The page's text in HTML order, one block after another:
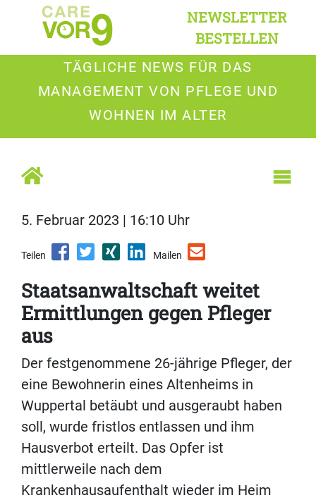
NEWSLETTER
BESTELLEN
TÄGLICHE NEWS FÜR DAS
MANAGEMENT VON PFLEGE UND
WOHNEN IM ALTER
5. Februar 2023 | 16:10 Uhr
Teilen Mailen
Staatsanwaltschaft weitet
Ermittlungen gegen Pfleger
aus
Der festgenommene 26-jährige Pfleger, der
eine Bewohnerin eines Altenheims in
Wuppertal betäubt und ausgeraubt haben
soll, wurde fristlos entlassen und ihm
Hausverbot erteilt. Das Opfer ist
mittlerweile nach dem
Krankenhausaufenthalt wieder im Heim